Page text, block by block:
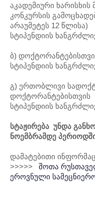
აკადემიური ხარისხის
კონკურსის
არაუმეტეს 12 წლისა)
სტიპენდიის
ბ)
სტიპენდიის
გ) ერთობლივი
დოქტორანტებისთვის
სტიპენდიის
სტაჟირება უნდა
ნოემბრამდე
დამატებითი
>>>>> შოთა
ეროვნული